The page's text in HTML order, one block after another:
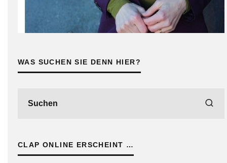
WAS SUCHEN SIE DENN HIER?
CLAP ONLINE ERSCHEINT …